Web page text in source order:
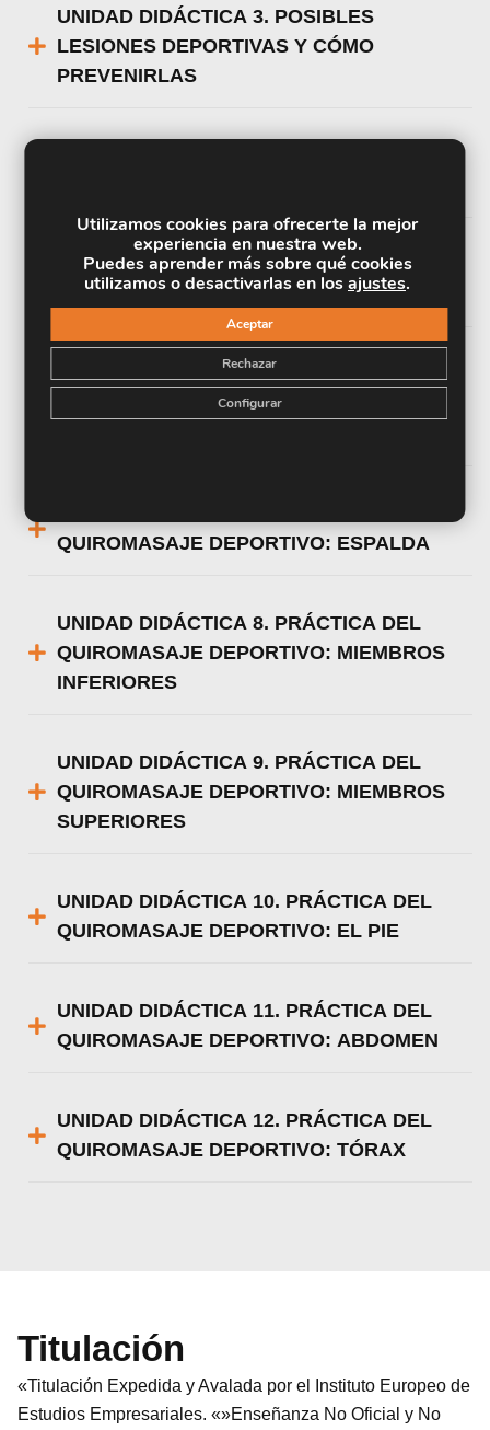
UNIDAD DIDÁCTICA 3. POSIBLES
LESIONES DEPORTIVAS Y CÓMO
PREVENIRLAS
UNIDAD DIDÁCTICA 5. CONSEJOS PARA
REALIZAR EL MASAJE
UNIDAD DIDÁCTICA 6. MANIOBRAS
BÁSICAS DEL QUIROMASAJE
QUIROMASAJE DEPORTIVO: ESPALDA
UNIDAD DIDÁCTICA 8. PRÁCTICA DEL
QUIROMASAJE DEPORTIVO: MIEMBROS
INFERIORES
UNIDAD DIDÁCTICA 9. PRÁCTICA DEL
QUIROMASAJE DEPORTIVO: MIEMBROS
SUPERIORES
UNIDAD DIDÁCTICA 10. PRÁCTICA DEL
QUIROMASAJE DEPORTIVO: EL PIE
UNIDAD DIDÁCTICA 11. PRÁCTICA DEL
QUIROMASAJE DEPORTIVO: ABDOMEN
UNIDAD DIDÁCTICA 12. PRÁCTICA DEL
QUIROMASAJE DEPORTIVO: TÓRAX
Titulación
«Titulación Expedida y Avalada por el Instituto Europeo de
Estudios Empresariales. «»Enseñanza No Oficial y No
Utilizamos cookies para ofrecerte la mejor
experiencia en nuestra web.
Puedes aprender más sobre qué cookies
utilizamos o desactivarlas en losajustes.
Aceptar
Rechazar
Configurar